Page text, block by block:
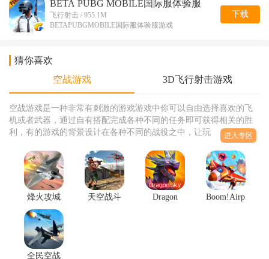
BETA PUBG MOBILE国际服体验服
飞行射击 / 955.1M
BETAPUBGMOBILE国际服体验服游戏
下载
猜你喜欢
空战游戏
3D飞行射击游戏
空战游戏是一种非常有刺激的游戏游戏中你可以自由选择喜欢的飞
机或者武器，通过自有搭配完成各种不同的任务即可获得相关的胜
利，有的游戏的背景设计在各种不同的战役之中，让玩家可以更好
的进行各种不同的操作哦，还可以了解相关的历史。有的游戏还可
以使用你的奖励材料对你的战机升级改造。让你可以体验到不同的
玩法和乐趣哦，喜欢战机游戏的朋友快来选择喜欢的下载吧！
进入专区
烽火攻城
1.0最新版
天空战斗
Dragon
Boom!Airplane(
全民空战